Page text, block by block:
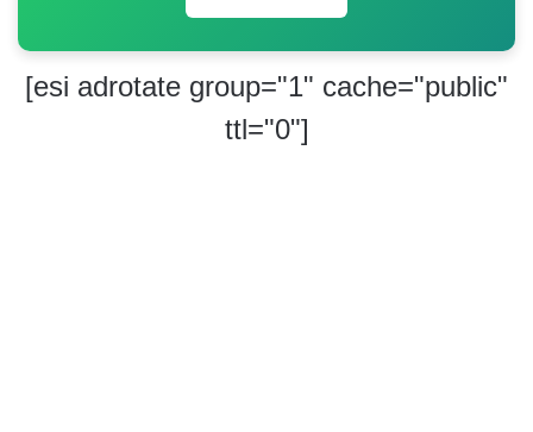
[esi adrotate group="1" cache="public"
ttl="0"]